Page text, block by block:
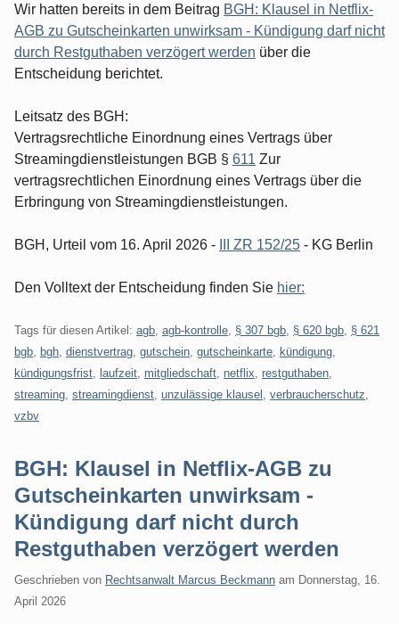
Wir hatten bereits in dem Beitrag BGH: Klausel in Netflix-
AGB zu Gutscheinkarten unwirksam - Kündigung darf nicht
durch Restguthaben verzögert werden über die
Entscheidung berichtet.
Leitsatz des BGH:
Vertragsrechtliche Einordnung eines Vertrags über
Streamingdienstleistungen BGB § 611 Zur
vertragsrechtlichen Einordnung eines Vertrags über die
Erbringung von Streamingdienstleistungen.
BGH, Urteil vom 16. April 2026 - III ZR 152/25 - KG Berlin
Den Volltext der Entscheidung finden Sie hier:
Tags für diesen Artikel: agb agb-kontrolle § 307 bgb § 620 bgb § 621
bgb
bgh dienstvertrag gutschein gutscheinkarte kündigung
kündigungsfrist
laufzeit mitgliedschaft netflix restguthaben
streaming streamingdienst unzulässige klausel verbraucherschutz
vzbv
BGH: Klausel in Netflix-AGB zu
Gutscheinkarten unwirksam -
Kündigung darf nicht durch
Restguthaben verzögert werden
Geschrieben von Rechtsanwalt Marcus Beckmann am Donnerstag, 16.
April 2026